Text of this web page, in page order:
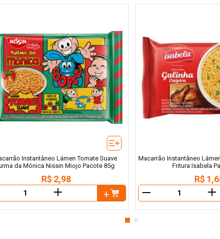
Instantâneo Lámen Tomate Suave
da Mônica Nissin Miojo Pacote 85g
R$ 2,98
＋
Macarrão Instantâneo
Fritura Isabela
R$ 1,
＋